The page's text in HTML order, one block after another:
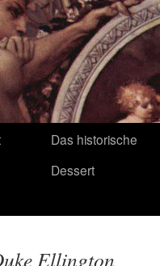
Das historische
Dessert
Ellington